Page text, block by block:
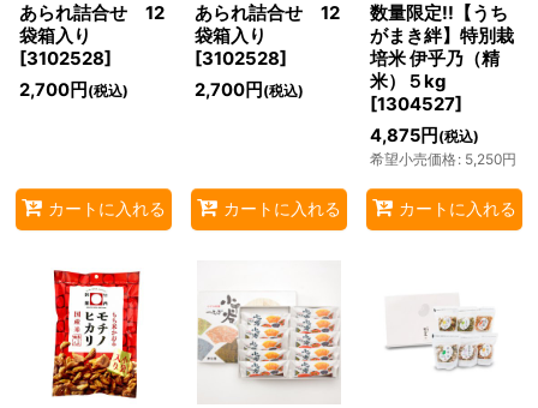
あられ詰合せ 12
袋箱入り
[3102528]
2,700円 (税込)
カートに入れる
あられ詰合せ 12
袋箱入り
[3102528]
2,700円 (税込)
カートに入れる
数量限定!!【うち
がまき絆】特別栽
培米 伊乎乃（精
米）５kg
[1304527]
4,875円 (税込)
希望小売価格: 5,250円
カートに入れる